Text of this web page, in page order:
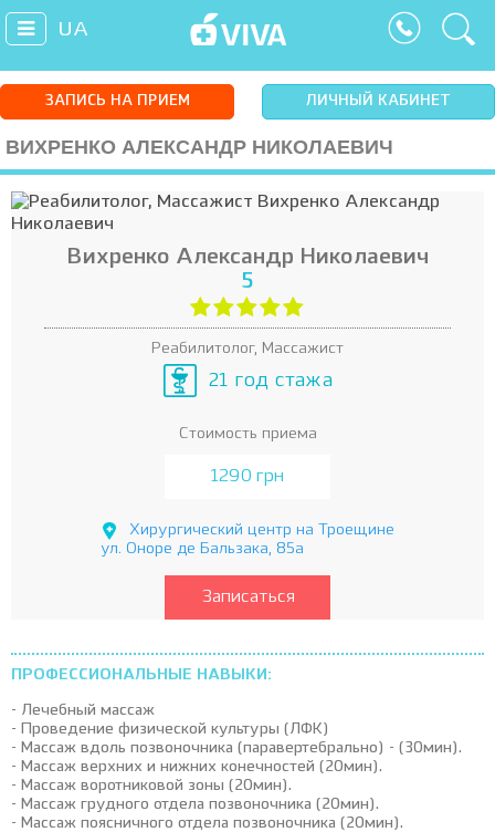
UA
ЗАПИСЬ НА ПРИЕМ ЛИЧНЫЙ КАБИНЕТ
ВИХРЕНКО АЛЕКСАНДР НИКОЛАЕВИЧ
Вихренко Александр Николаевич
5
Реабилитолог, Массажист
21 год стажа
Стоимость приема
1290 грн
Хирургический центр на Троещине
ул. Оноре де Бальзака, 85а
Записаться
ПРОФЕССИОНАЛЬНЫЕ НАВЫКИ:
- Лечебный массаж
- Проведение физической культуры (ЛФК)
- Массаж вдоль позвоночника (паравертебрально) - (30мин).
- Массаж верхних и нижних конечностей (20мин).
- Массаж воротниковой зоны (20мин).
- Массаж грудного отдела позвоночника (20мин).
- Массаж поясничного отдела позвоночника (20мин).